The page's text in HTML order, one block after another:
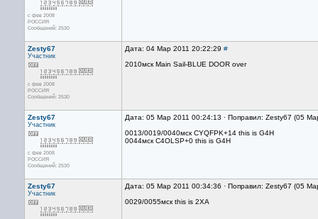
с фев 2008
РОССИЯ
Сообщений: 2530
Zesty67
Участник
с фев 2008
РОССИЯ
Сообщений: 2530
Дата: 04 Мар 2011 20:22:29 #
2010мск Main Sail-BLUE DOOR over
Zesty67
Участник
с фев 2008
РОССИЯ
Сообщений: 2530
Дата: 05 Мар 2011 00:24:13 · Поправил: Zesty67 (05
0013/0019/0040мск СYQFPK+14 this is G4H
0044мск С4OLSP+0 this is G4H
Zesty67
Участник
Дата: 05 Мар 2011 00:34:36 · Поправил: Zesty67 (05
0029/0055мск this is 2XA